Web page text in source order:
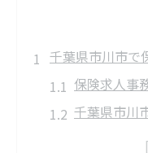
千葉県市川市で
保険求人事
千葉県市川